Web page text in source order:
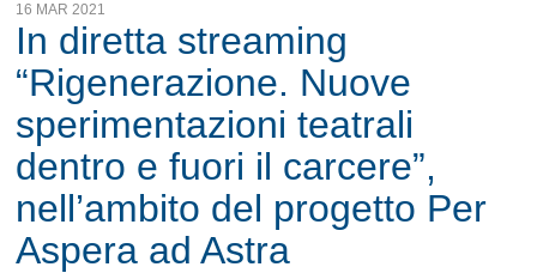
16 MAR 2021
In diretta streaming
“Rigenerazione. Nuove
sperimentazioni teatrali
dentro e fuori il carcere”,
nell’ambito del progetto Per
Aspera ad Astra